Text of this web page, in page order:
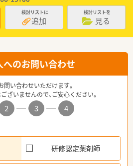
検討リストに
追加
検討リストを
見る
へのお問い合わせ
い合わせいただけます。
ざいませんので、ご安心ください。
2 3
4
研修認定薬剤師